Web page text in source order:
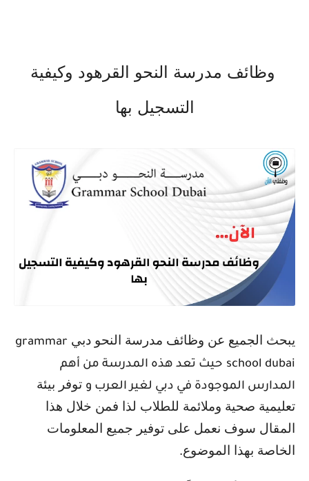
وظائف مدرسة النحو القرهود وكيفية
التسجيل بها
يبحث الجميع عن وظائف مدرسة النحو دبي grammar
school dubai حيث تعد هذه المدرسة من أهم
المدارس الموجودة في دبي لغير العرب و توفر بيئة
تعليمية صحية وملائمة للطلاب لذا فمن خلال هذا
المقال سوف نعمل على توفير جميع المعلومات
الخاصة بهذا الموضوع.